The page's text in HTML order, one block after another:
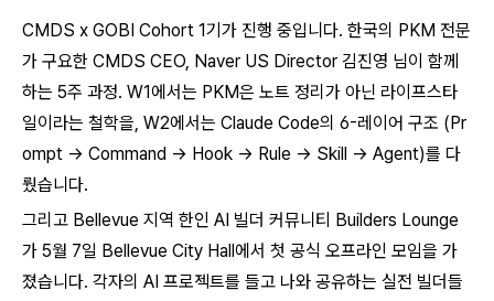
CMDS x GOBI Cohort 1기가 진행 중입니다. 한국의 PKM 전문
가 구요한 CMDS CEO, Naver US Director 김진영 님이 함께
하는 5주 과정. W1에서는 PKM은 노트 정리가 아닌 라이프스타
일이라는 철학을, W2에서는 Claude Code의 6-레이어 구조 (Pr
ompt → Command → Hook → Rule → Skill → Agent)를 다
뤘습니다.
그리고 Bellevue 지역 한인 AI 빌더 커뮤니티 Builders Lounge
가 5월 7일 Bellevue City Hall에서 첫 공식 오프라인 모임을 가
졌습니다. 각자의 AI 프로젝트를 들고 나와 공유하는 실전 빌더들